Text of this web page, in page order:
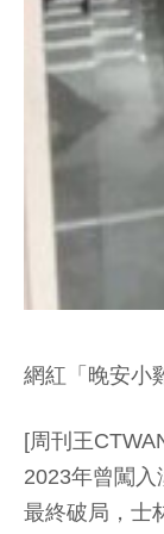
網紅「晚安小
[周刊王
2023年曾闖
最終破局，士